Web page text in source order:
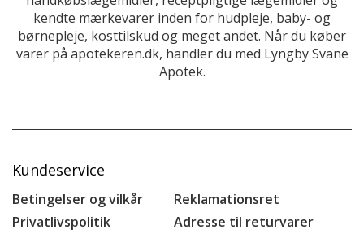
kendte mærkevarer inden for hudpleje, baby- og
børnepleje, kosttilskud og meget andet. Når du køber
varer på apotekeren.dk, handler du med Lyngby Svane
Apotek.
Kundeservice
Betingelser og vilkår
Privatlivspolitik
Reklamationsret
Adresse til returvarer